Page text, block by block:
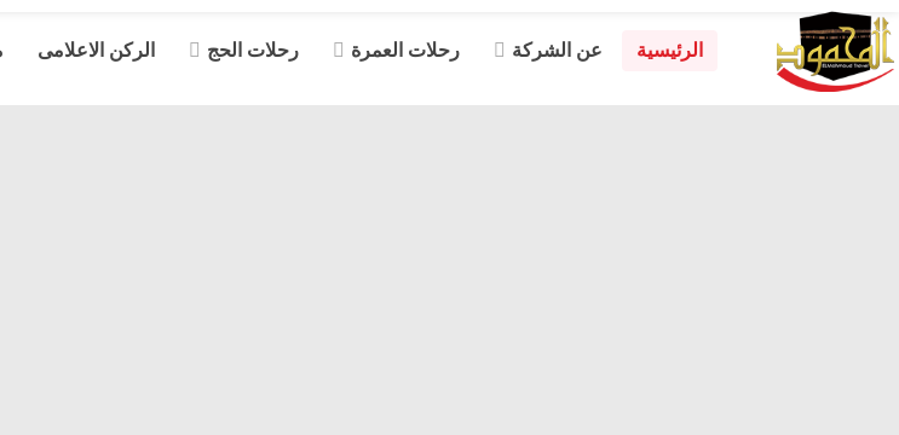
الرئيسية عن الشركة رحلات العمرة رحلات الحج الركن الاعلامى